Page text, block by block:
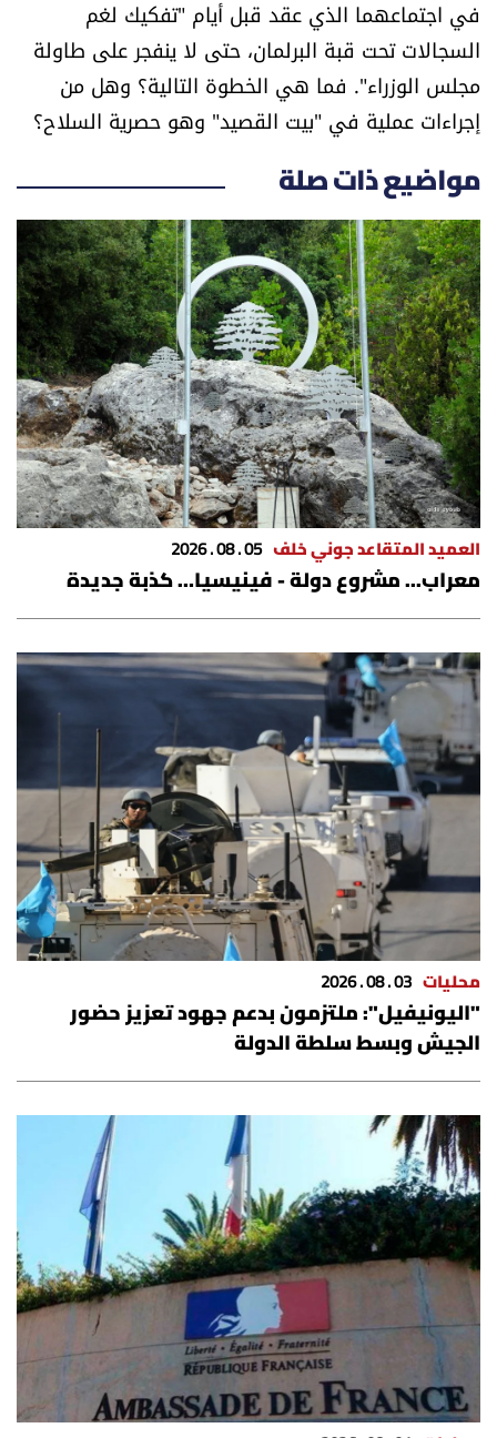
في اجتماعهما الذي عقد قبل أيام "تفكيك لغم
السجالات تحت قبة البرلمان، حتى لا ينفجر على طاولة
مجلس الوزراء". فما هي الخطوة التالية؟ وهل من
إجراءات عملية في "بيت القصيد" وهو حصرية السلاح؟
مواضيع ذات صلة
العميد المتقاعد جوني خلف 05 . 08 . 2026
معراب... مشروع دولة - فينيسيا… كذبة جديدة
محليات 03 . 08 . 2026
"اليونيفيل": ملتزمون بدعم جهود تعزيز حضور
الجيش وبسط سلطة الدولة